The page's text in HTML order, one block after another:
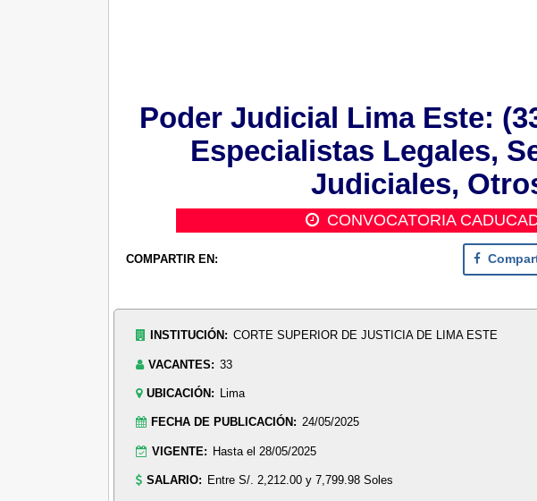
Poder Judicial Lima Este:
Especialistas Legales,
Judiciales,
CONVOCATORIA
COMPARTIR EN:
INSTITUCIÓN: CORTE SUPERIOR DE JUSTICIA DE LIMA ESTE
VACANTES: 33
UBICACIÓN: Lima
FECHA DE PUBLICACIÓN: 24/05/2025
VIGENTE: Hasta el 28/05/2025
SALARIO: Entre S/. 2,212.00 y 7,799.98 Soles